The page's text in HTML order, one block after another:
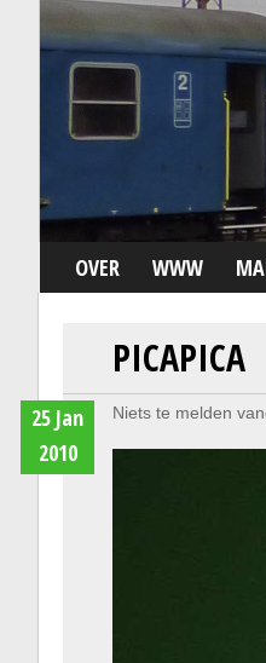
OVER WWW
PICAPICA
25 Jan
2010
Niets te melden